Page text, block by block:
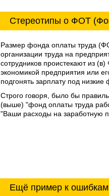
Стереотипы о ФОТ
Размер фонда оплаты труда
организации труда на
сотрудников проистекают из
экономикой предприятия или
подгонять зарплату под низкие
Строго говоря, было бы
(выше) "фонд оплаты труда
"Ваши расходы на заработную
Ещё пример к